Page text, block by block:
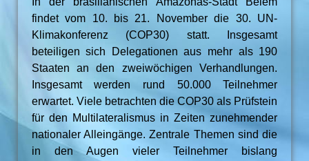
findet vom 10. bis 21. November die 30. UN-
Klimakonferenz (COP30) statt. Insgesamt
beteiligen sich Delegationen aus mehr als 190
Staaten an den zweiwöchigen Verhandlungen.
Insgesamt werden rund 50.000 Teilnehmer
erwartet. Viele betrachten die COP30 als Prüfstein
für den Multilateralismus in Zeiten zunehmender
nationaler Alleingänge. Zentrale Themen sind die
in den Augen vieler Teilnehmer bislang